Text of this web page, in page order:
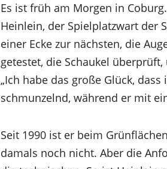
Es ist früh am Morgen in
Heinlein, der Spielplatzwart der
einer Ecke zur nächsten, die
getestet, die Schaukel
„Ich habe das große Glück,
schmunzelnd, während er mit
Seit 1990 ist er beim
damals noch nicht. Aber die